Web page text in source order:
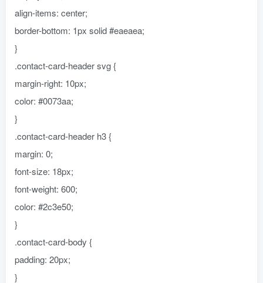
align-items: center;
border-bottom: 1px solid #eaeaea;
}
.contact-card-header svg {
margin-right: 10px;
color: #0073aa;
}
.contact-card-header h3 {
margin: 0;
font-size: 18px;
font-weight: 600;
color: #2c3e50;
}
.contact-card-body {
padding: 20px;
}